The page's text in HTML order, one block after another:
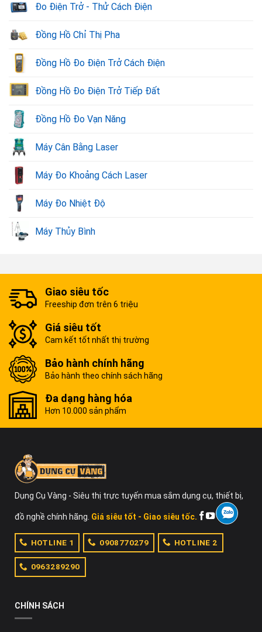
Đo Điện Trở - Thử Cách Điện
Đồng Hồ Chỉ Thị Pha
Đồng Hồ Đo Điện Trở Cách Điện
Đồng Hồ Đo Điện Trở Tiếp Đất
Đồng Hồ Đo Vạn Năng
Máy Cân Bằng Laser
Máy Đo Khoảng Cách Laser
Máy Đo Nhiệt Độ
Máy Thủy Bình
Giao siêu tốc
Freeship đơn trên 6 triệu
Giá siêu tốt
Cam kết tốt nhất thị trường
Bảo hành chính hãng
Bảo hành theo chính sách hãng
Đa dạng hàng hóa
Hơn 10.000 sản phẩm
Dụng Cụ Vàng - Siêu thị trực tuyến mua sắm dụng cụ, thiết bị,
đồ nghề chính hãng. Giá siêu tốt - Giao siêu tốc.
HOTLINE 1 0908770279 HOTLINE 2
0963289290
CHÍNH SÁCH